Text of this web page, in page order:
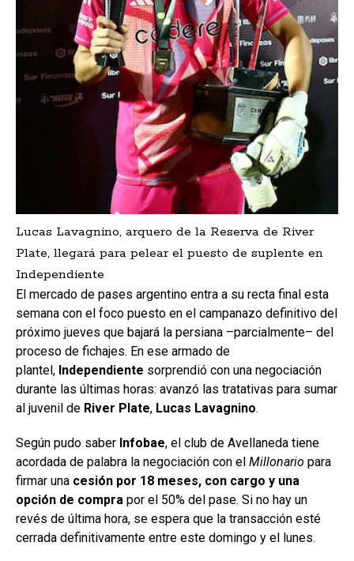
Lucas Lavagnino, arquero de la Reserva de River
Plate, llegará para pelear el puesto de suplente en
Independiente
El mercado de pases argentino entra a su recta final esta
semana con el foco puesto en el campanazo definitivo del
próximo jueves que bajará la persiana –parcialmente– del
proceso de fichajes. En ese armado de
plantel, Independiente sorprendió con una negociación
durante las últimas horas: avanzó las tratativas para sumar
al juvenil de River Plate, Lucas Lavagnino.
Según pudo saber Infobae, el club de Avellaneda tiene
acordada de palabra la negociación con el Millonario para
firmar una cesión por 18 meses, con cargo y una
opción de compra por el 50% del pase. Si no hay un
revés de última hora, se espera que la transacción esté
cerrada definitivamente entre este domingo y el lunes.